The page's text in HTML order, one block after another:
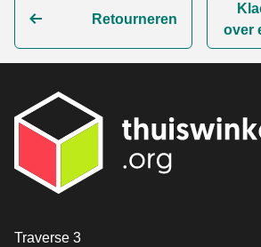
Retourneren
over
Contact
Traverse 3